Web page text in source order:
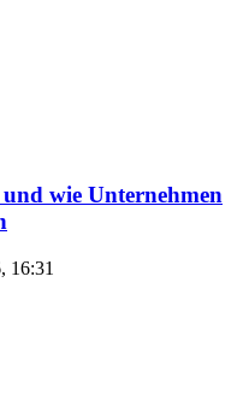
wie Unternehmen
16:31